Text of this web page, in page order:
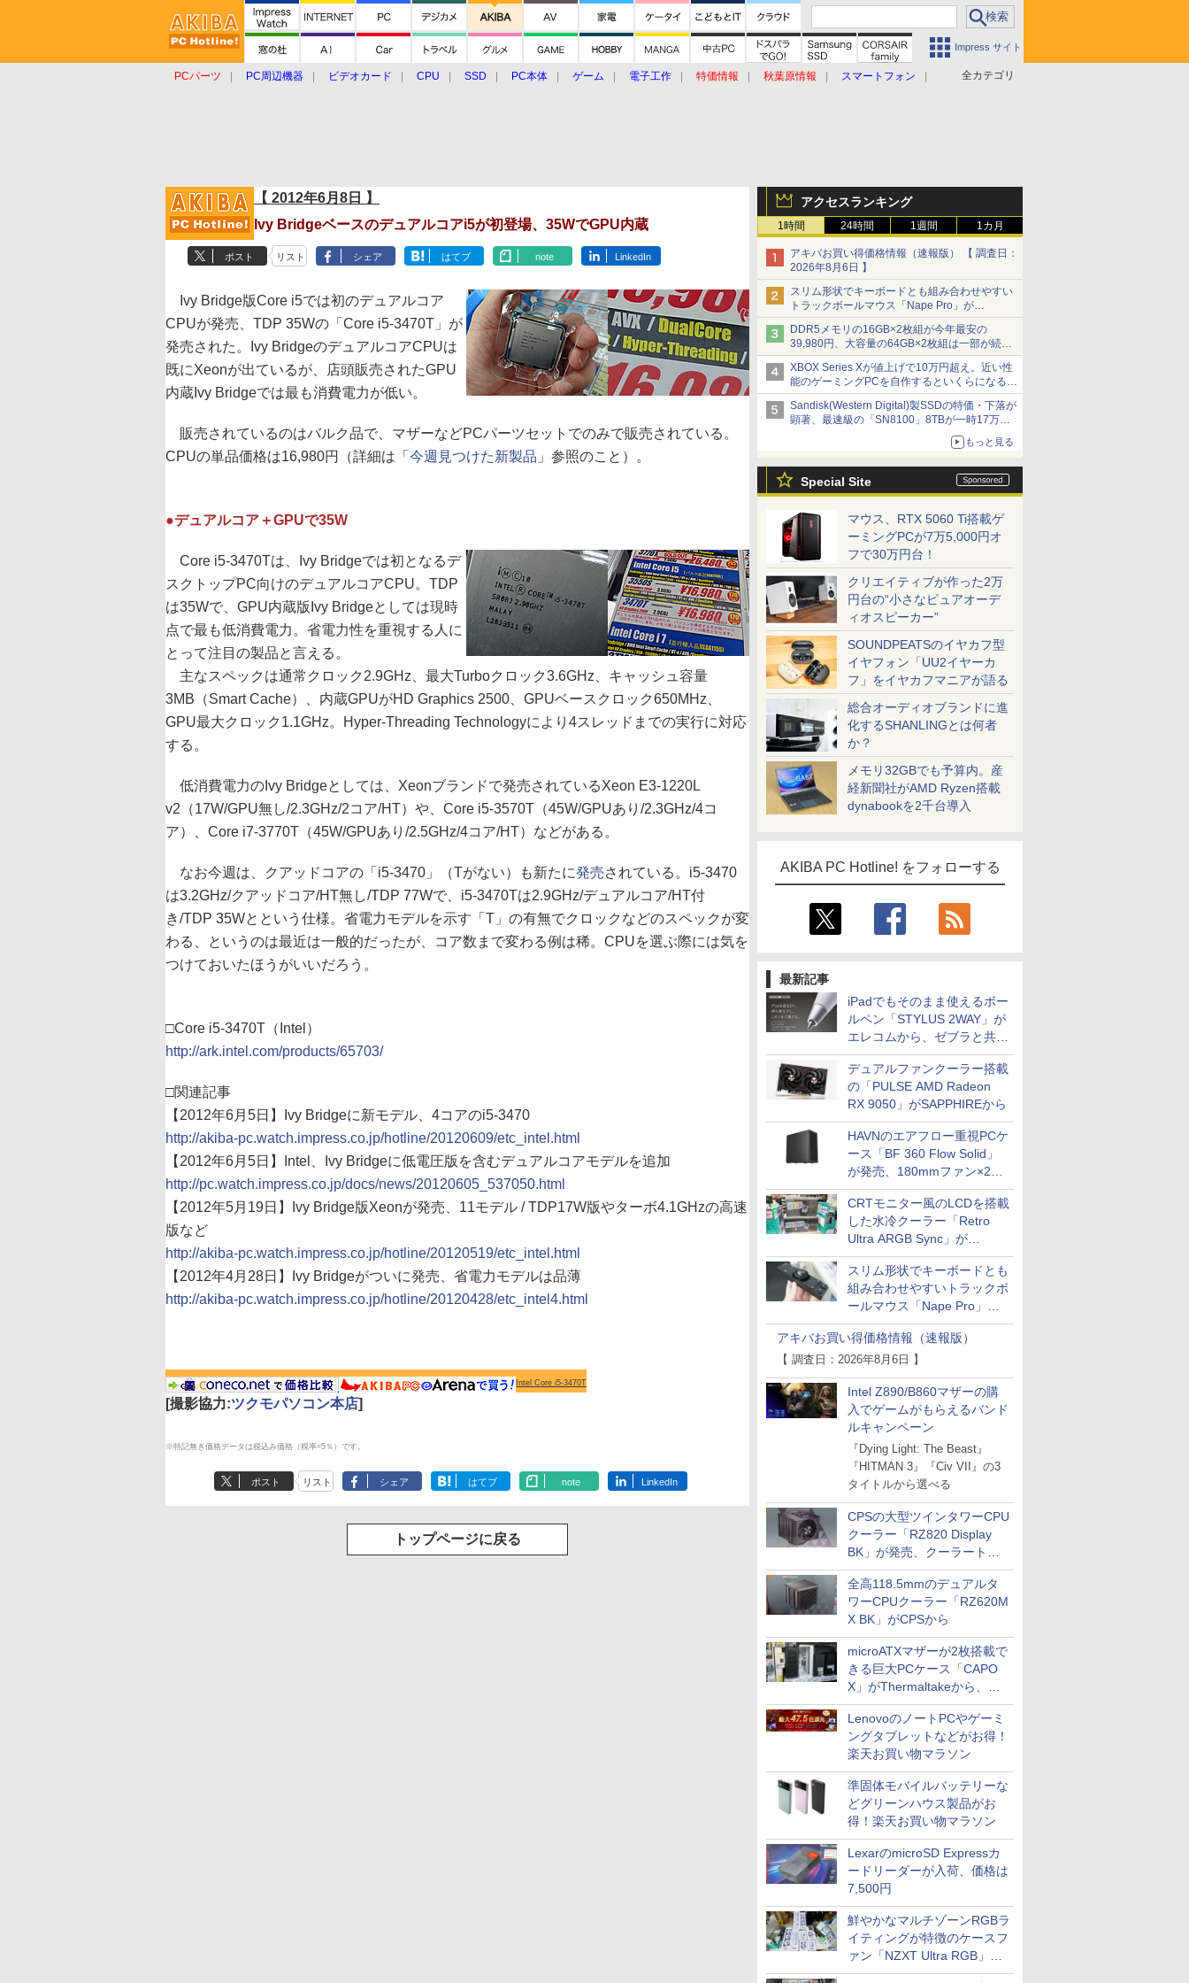
Impress サイト
全カテゴリ
PCパーツ PC周辺機器 ビデオカード CPU SSD PC本体 ゲーム 電子工作 特価情報 秋葉原情報
スマートフォン
アクセスランキング
1時間 24時間 1週間 1カ月
アキバお買い得価格情報（速報版） 【 調査日：
2026年8月6日 】
スリム形状でキーボードとも組み合わせやすい
トラックボールマウス「Nape Pro」が
Keychronから
DDR5メモリの16GB×2枚組が今年最安の
39,980円、大容量の64GB×2枚組は一部が続騰
[8月前半のメモリ価格]
XBOX Series Xが値上げで10万円超え。近い性
能のゲーミングPCを自作するといくらになる？
【石田賀津男の『酒の肴にPCゲーム』】
Sandisk(Western Digital)製SSDの特価・下落が
顕著、最速級の「SN8100」8TBが一時17万円
もっと見る
Special Site
マウス、RTX 5060 Ti搭載ゲ
ーミングPCが7万5,000円オ
フで30万円台！
クリエイティブが作った2万
円台の“小さなピュアオーデ
ィオスピーカー”
SOUNDPEATSのイヤカフ型
イヤフォン「UU2イヤーカ
フ」をイヤカフマニアが語る
総合オーディオブランドに進
化するSHANLINGとは何者
か？
メモリ32GBでも予算内。産
経新聞社がAMD Ryzen搭載
dynabookを2千台導入
AKIBA PC Hotline! をフォローする
最新記事
iPadでもそのまま使えるボー
ルペン「STYLUS 2WAY」が
エレコムから、ゼブラと共同
開発
デュアルファンクーラー搭載
の「PULSE AMD Radeon
RX 9050」がSAPPHIREから
HAVNのエアフロー重視PCケ
ース「BF 360 Flow Solid」
が発売、180mmファン×2搭
載
CRTモニター風のLCDを搭載
した水冷クーラー「Retro
Ultra ARGB Sync」が
Thermaltakeから
スリム形状でキーボードとも
組み合わせやすいトラックボ
ールマウス「Nape Pro」が
Keychronから
アキバお買い得価格情報（速報版）
【 調査日：2026年8月6日 】
Intel Z890/B860マザーの購
入でゲームがもらえるバンド
ルキャンペーン
『Dying Light: The Beast』
『HITMAN 3』『Civ VII』の3
タイトルから選べる
CPSの大型ツインタワーCPU
クーラー「RZ820 Display
BK」が発売、クーラートッ
プに5インチ液晶搭載
全高118.5mmのデュアルタ
ワーCPUクーラー「RZ620M
X BK」がCPSから
microATXマザーが2枚搭載で
きる巨大PCケース「CAPO
X」がThermaltakeから、カ
ラーは2色
LenovoのノートPCやゲーミ
ングタブレットなどがお得！
楽天お買い物マラソン
準固体モバイルバッテリーな
どグリーンハウス製品がお
得！楽天お買い物マラソン
LexarのmicroSD Expressカ
ードリーダーが入荷、価格は
7,500円
鮮やかなマルチゾーンRGBラ
イティングが特徴のケースフ
ァン「NZXT Ultra RGB」が
発売、計8製品
【 2012年6月8日 】
Ivy Bridgeベースのデュアルコアi5が初登場、35WでGPU内蔵
ポスト リスト シェア はてブ note LinkedIn
Ivy Bridge版Core i5では初のデュアルコア
CPUが発売、TDP 35Wの「Core i5-3470T」が
発売された。Ivy BridgeのデュアルコアCPUは
既にXeonが出ているが、店頭販売されたGPU
内蔵Ivy Bridgeでは最も消費電力が低い。
販売されているのはバルク品で、マザーなどPCパーツセットでのみで販売されている。
CPUの単品価格は16,980円（詳細は「 今週見つけた新製品 」参照のこと）。
●デュアルコア＋GPUで35W
Core i5-3470Tは、Ivy Bridgeでは初となるデ
スクトップPC向けのデュアルコアCPU。TDP
は35Wで、GPU内蔵版Ivy Bridgeとしては現時
点で最も低消費電力。省電力性を重視する人に
とって注目の製品と言える。
主なスペックは通常クロック2.9GHz、最大Turboクロック3.6GHz、キャッシュ容量
3MB（Smart Cache）、内蔵GPUがHD Graphics 2500、GPUベースクロック650MHz、
GPU最大クロック1.1GHz。Hyper-Threading Technologyにより4スレッドまでの実行に対応
する。
低消費電力のIvy Bridgeとしては、Xeonブランドで発売されているXeon E3-1220L
v2（17W/GPU無し/2.3GHz/2コア/HT）や、Core i5-3570T（45W/GPUあり/2.3GHz/4コ
ア）、Core i7-3770T（45W/GPUあり/2.5GHz/4コア/HT）などがある。
なお今週は、クアッドコアの「i5-3470」（Tがない）も新たに発売されている。i5-3470
は3.2GHz/クアッドコア/HT無し/TDP 77Wで、i5-3470Tは2.9GHz/デュアルコア/HT付
き/TDP 35Wとという仕様。省電力モデルを示す「T」の有無でクロックなどのスペックが変
わる、というのは最近は一般的だったが、コア数まで変わる例は稀。CPUを選ぶ際には気を
つけておいたほうがいいだろう。
□Core i5-3470T（Intel）
http://ark.intel.com/products/65703/
□関連記事
【2012年6月5日】Ivy Bridgeに新モデル、4コアのi5-3470
http://akiba-pc.watch.impress.co.jp/hotline/20120609/etc_intel.html
【2012年6月5日】Intel、Ivy Bridgeに低電圧版を含むデュアルコアモデルを追加
http://pc.watch.impress.co.jp/docs/news/20120605_537050.html
【2012年5月19日】Ivy Bridge版Xeonが発売、11モデル / TDP17W版やターボ4.1GHzの高速
版など
http://akiba-pc.watch.impress.co.jp/hotline/20120519/etc_intel.html
【2012年4月28日】Ivy Bridgeがついに発売、省電力モデルは品薄
http://akiba-pc.watch.impress.co.jp/hotline/20120428/etc_intel4.html
Intel Core i5-3470T
[撮影協力:ツクモパソコン本店]
※特記無き価格データは税込み価格（税率=5％）です。
ポスト リスト シェア はてブ note LinkedIn
トップページに戻る